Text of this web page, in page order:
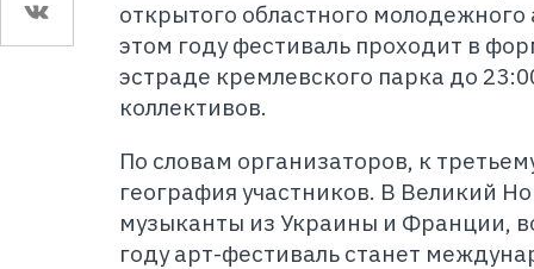
открытого областного
этом году фестиваль проходит в
эстраде кремлевского парка до
коллективов.
По словам организаторов, к
география участников. В Великий
музыканты из Украины и Франции,
году арт-фестиваль станет